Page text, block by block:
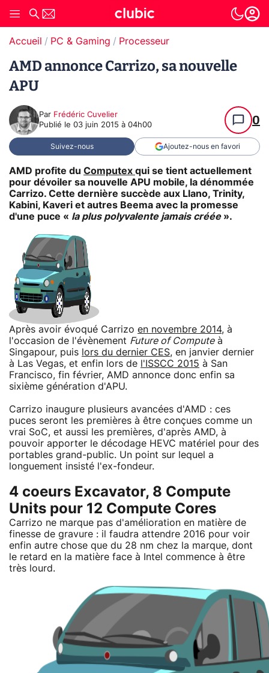
Accueil PC & Gaming Processeur
AMD annonce Carrizo, sa nouvelle
APU
Par Frédéric Cuvelier
Publié le 03 juin 2015 à 04h00 0
Suivez-nous Ajoutez-nous en favori
AMD profite du Computex qui se tient actuellement
pour dévoiler sa nouvelle APU mobile, la dénommée
Carrizo. Cette dernière succède aux Llano, Trinity,
Kabini, Kaveri et autres Beema avec la promesse
d'une puce « la plus polyvalente jamais créée».
Après avoir évoqué Carrizo en novembre 2014, à
l'occasion de l'évènement Future of Computeà
Singapour, puis lors du dernier CES, en janvier dernier
à Las Vegas, et enfin lors de
l'ISSCC 2015 à San
Francisco, fin février, AMD annonce donc enfin sa
sixième génération d'APU.
Carrizo inaugure plusieurs avancées d'AMD : ces
puces seront les premières à être conçues comme un
vrai SoC, et aussi les premières, d'après AMD, à
pouvoir apporter le décodage HEVC matériel pour des
portables grand-public. Un point sur lequel a
longuement insisté l'ex-fondeur.
4 coeurs Excavator, 8 Compute
Units pour 12 Compute Cores
Carrizo ne marque pas d'amélioration en matière de
finesse de gravure : il faudra attendre 2016 pour voir
enfin autre chose que du 28 nm chez la marque, dont
le retard en la matière face à Intel commence à être
très lourd.